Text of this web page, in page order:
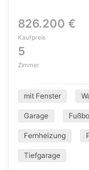
826.200 €
Kaufpreis
5
Zimmer
mit Fenster
Garage
Fernheizung
Tiefgarage